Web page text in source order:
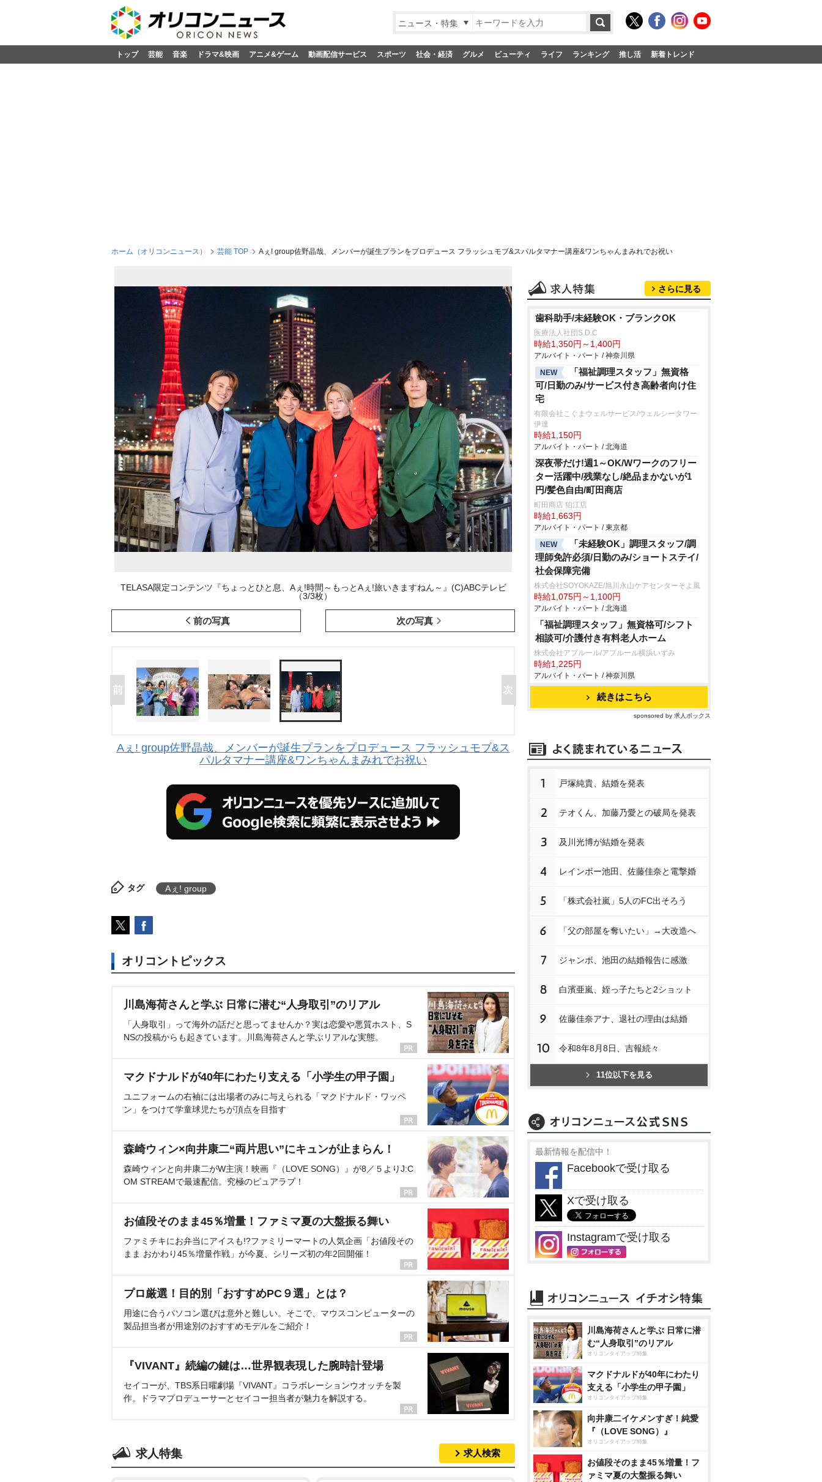
ニュース・特集
トップ 芸能 音楽 ドラマ&映画 アニメ&ゲーム 動画配信サービス スポーツ 社会・経済 グルメ ビューティ ライフ ランキング 推し活 新着トレンド
ホーム（オリコンニュース） 芸能 TOP Aぇ! group佐野晶哉、メンバーが誕生プランをプロデュース フラッシュモブ&スパルタマナー講座&ワンちゃんまみれでお祝い
TELASA限定コンテンツ『ちょっとひと息、Aぇ!時間～もっとAぇ!旅いきますねん～』(C)ABCテレビ
（3/3枚）
前の写真 次の写真
Aぇ! group佐野晶哉、メンバーが誕生プランをプロデュース フラッシュモブ&ス
パルタマナー講座&ワンちゃんまみれでお祝い
タグ Aぇ! group
オリコントピックス
川島海荷さんと学ぶ 日常に潜む“人身取引”のリアル
「人身取引」って海外の話だと思ってませんか？実は恋愛や悪質ホスト、S
NSの投稿からも起きています。川島海荷さんと学ぶリアルな実態。
マクドナルドが40年にわたり支える「小学生の甲子園」
ユニフォームの右袖には出場者のみに与えられる「マクドナルド・ワッペ
ン」をつけて学童球児たちが頂点を目指す
森崎ウィン×向井康二“両片思い”にキュンが止まらん！
森崎ウィンと向井康二がW主演！映画『（LOVE SONG）』が8／５よりJ:C
OM STREAMで最速配信。究極のピュアラブ！
お値段そのまま45％増量！ファミマ夏の大盤振る舞い
ファミチキにお弁当にアイスも!?ファミリーマートの人気企画「お値段その
まま おかわり45％増量作戦」が今夏、シリーズ初の年2回開催！
プロ厳選！目的別「おすすめPC９選」とは？
用途に合うパソコン選びは意外と難しい。そこで、マウスコンピューターの
製品担当者が用途別のおすすめモデルをご紹介！
『VIVANT』続編の鍵は…世界観表現した腕時計登場
セイコーが、TBS系日曜劇場『VIVANT』コラボレーションウオッチを製
作。ドラマプロデューサーとセイコー担当者が魅力を解説する。
求人特集 求人検索
さらに見る
歯科助手/未経験OK・ブランクOK
医療法人社団S.D.C
時給1,350円～1,400円
アルバイト・パート / 神奈川県
NEW
「福祉調理スタッフ」無資格
可/日勤のみ/サービス付き高齢者向け住
宅
有限会社こぐまウェルサービス/ウェルシータワー
伊達
時給1,150円
アルバイト・パート / 北海道
深夜帯だけ!週1～OK/Wワークのフリー
ター活躍中/残業なし/絶品まかないが1
円/髪色自由/町田商店
町田商店 狛江店
時給1,663円
アルバイト・パート / 東京都
NEW
「未経験OK」調理スタッフ/調
理師免許必須/日勤のみ/ショートステイ/
社会保障完備
株式会社SOYOKAZE/旭川永山ケアセンターそよ風
時給1,075円～1,100円
アルバイト・パート / 北海道
「福祉調理スタッフ」無資格可/シフト
相談可/介護付き有料老人ホーム
株式会社アプルール/アプルール横浜いずみ
時給1,225円
アルバイト・パート / 神奈川県
続きはこちら
sponsored by 求人ボックス
1 戸塚純貴、結婚を発表
2 テオくん、加藤乃愛との破局を発表
3 及川光博が結婚を発表
4 レインボー池田、佐藤佳奈と電撃婚
5 「株式会社嵐」5人のFC出そろう
6 「父の部屋を奪いたい」→大改造へ
7 ジャンボ、池田の結婚報告に感激
8 白濱亜嵐、姪っ子たちと2ショット
9 佐藤佳奈アナ、退社の理由は結婚
10 令和8年8月8日、吉報続々
11位以下を見る
最新情報を配信中！
Facebookで受け取る
Xで受け取る
Instagramで受け取る
川島海荷さんと学ぶ 日常に潜
む“人身取引”のリアル
オリコンタイアップ特集
マクドナルドが40年にわたり
支える「小学生の甲子園」
オリコンタイアップ特集
向井康二イケメンすぎ！純愛
『（LOVE SONG）』
オリコンタイアップ特集
お値段そのまま45％増量！フ
ァミマ夏の大盤振る舞い